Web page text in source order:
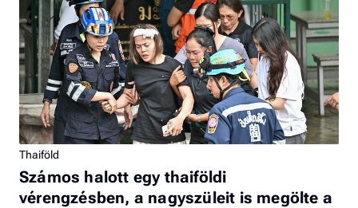
Thaiföld
Számos halott egy thaiföldi
vérengzésben, a nagyszüleit is megölte a